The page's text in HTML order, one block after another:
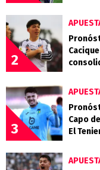
2
3
Capo
El